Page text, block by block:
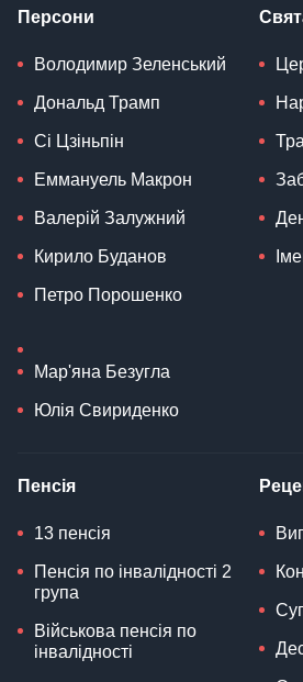
Персони
Володимир Зеленський
Дональд Трамп
Сі Цзіньпін
Еммануель Макрон
Валерій Залужний
Кирило Буданов
Петро Порошенко
Мар'яна Безугла
Юлія Свириденко
Пенсія
13 пенсія
Пенсія по інвалідності 2
група
Військова пенсія по
інвалідності